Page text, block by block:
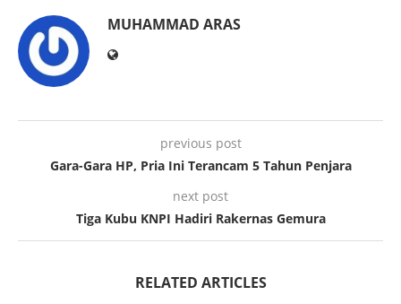
MUHAMMAD ARAS
previous post
Gara-Gara HP, Pria Ini Terancam 5 Tahun Penjara
next post
Tiga Kubu KNPI Hadiri Rakernas Gemura
RELATED ARTICLES